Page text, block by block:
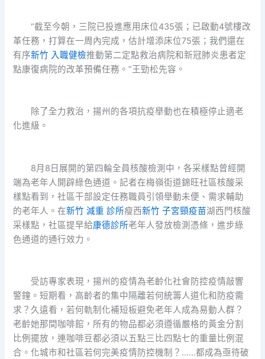
“截至今朝，三院已投進應用床位435張；已啟動4號樓改
革任務，打算在一周內完成，估計增添床位75張；我們還在
有序新竹 入職健檢推動第二定點救治病院和新冠肺炎患者定
點康復病院的改革預備任務。”王勁松先容。
除了全力救治，揚州的各項抗疫舉動也在積極停止適老
化進級。
8月8日展開的第四輪全員核酸檢測中，各采樣點曾經開
端為老年人開辟綠色通道。記者在梅嶺街道錦旺社區核酸采
樣點看到，社區干部設定任務職員引領舉動未便、需求輔助
的老年人。在新竹 減重 診所瘦西新竹 子宮頸疫苗湖西門核酸
采樣點，社區提早給康德診所老年人發放檢測憑條，進步綠
色通道的通行效力。
受訪專家表現，揚州的疫情為老齡化社會防控疫情敲響
警鐘。短期看，高齡者的集中隔離若何統籌人道化和防疫需
求？久遠看，若何軌制化補短板避免老年人成為易動人群？
老齡她那間咖啡館，所有的物品都必須遵循嚴格的黃金分割
比例擺放，連咖啡豆都必須以五點三比四點七的重量比例混
合。化城市和社區若何完美疫情防控機制？……都成為亟待破